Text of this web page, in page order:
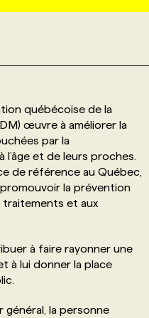
québécoise de la
œuvre à améliorer la
par la
l’âge et de leurs proches.
de référence au Québec,
la prévention
traitements et aux
à faire rayonner une
à lui donner la place
général, la personne